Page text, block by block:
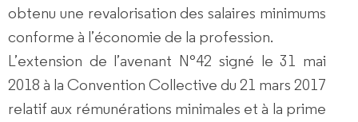
obtenu une revalorisation des salaires minimums
conforme à l’économie de la profession.
L’extension de l’avenant N°42 signé le 31 mai
2018 à la Convention Collective du 21 mars 2017
relatif aux rémunérations minimales et à la prime